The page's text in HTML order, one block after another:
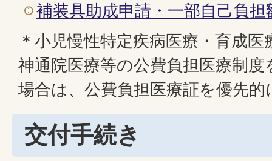
補装具助成申請・一部自己負担
＊小児慢性特定疾病医療・育成
神通院医療等の公費負担医療制
場合は、公費負担医療証を優先
交付手続き